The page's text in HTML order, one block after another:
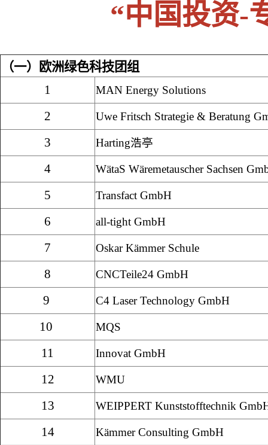
“中国投资-
（一）欧洲绿色科技团组
1
MAN Energy Solutions
2 Uwe Fritsch Strategie & Beratung
3 Harting浩亭
4 WätaS Wäremetauscher Sachsen
5 Transfact GmbH
6 all-tight GmbH
7 Oskar Kämmer Schule
8 CNCTeile24 GmbH
9 C4 Laser Technology GmbH
10 MQS
11 Innovat GmbH
12 WMU
13 WEIPPERT Kunststofftechnik
14 Kämmer Consulting GmbH